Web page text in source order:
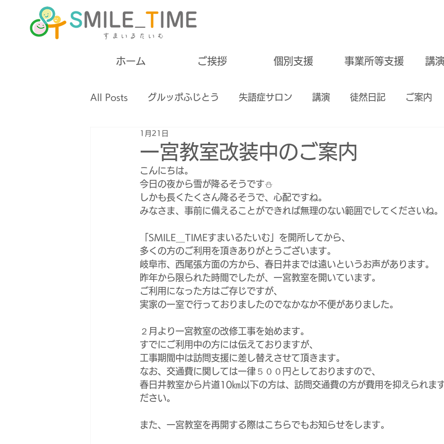
ホーム ご挨拶 個別支援 事業所等支援 講
All Posts グルッポふじとう 失語症サロン 講演 徒然日記 ご案内
失語症
無料開催 ボランティア
一宮教室改装中のご案内
1月21日
こんにちは。
今日の夜から雪が降るそうです⛄
しかも長くたくさん降るそうで、心配ですね。
みなさま、事前に備えることができれば無理のない範囲でしてくださいね。
「SMILE＿TIMEすまいるたいむ」を開所してから、
多くの方のご利用を頂きありがとうございます。
岐阜市、西尾張方面の方から、春日井までは遠いというお声があります。
昨年から限られた時間でしたが、一宮教室を開いています。
ご利用になった方はご存じですが、
実家の一室で行っておりましたのでなかなか不便がありました。
２月より一宮教室の改修工事を始めます。
すでにご利用中の方には伝えておりますが、
工事期間中は訪問支援に差し替えさせて頂きます。
なお、交通費に関しては一律５００円としておりますので、
春日井教室から片道10㎞以下の方は、訪問交通費の方が費用を抑えられま
ださい。
また、一宮教室を再開する際はこちらでもお知らせをします。